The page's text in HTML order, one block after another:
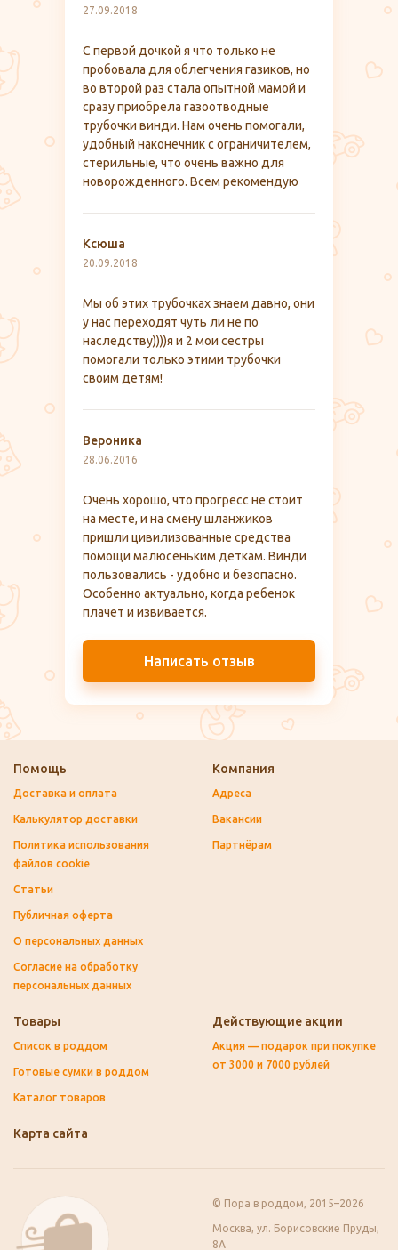
27.09.2018
С первой дочкой я что только не
пробовала для облегчения газиков, но
во второй раз стала опытной мамой и
сразу приобрела газоотводные
трубочки винди. Нам очень помогали,
удобный наконечник с ограничителем,
стерильные, что очень важно для
новорожденного. Всем рекомендую
Ксюша
20.09.2018
Мы об этих трубочках знаем давно, они
у нас переходят чуть ли не по
наследству))))я и 2 мои сестры
помогали только этими трубочки
своим детям!
Вероника
28.06.2016
Очень хорошо, что прогресс не стоит
на месте, и на смену шланжиков
пришли цивилизованные средства
помощи малюсеньким деткам. Винди
пользовались - удобно и безопасно.
Особенно актуально, когда ребенок
плачет и извивается.
Написать отзыв
Помощь
Доставка и оплата
Калькулятор доставки
Политика использования
файлов cookie
Статьи
Публичная оферта
О персональных данных
Согласие на обработку
персональных данных
Компания
Адреса
Вакансии
Партнёрам
Товары
Список в роддом
Готовые сумки в роддом
Каталог товаров
Действующие акции
Акция — подарок при покупке
от 3000 и 7000 рублей
Карта сайта
© Пора в роддом, 2015–2026
Москва, ул. Борисовские Пруды,
8А